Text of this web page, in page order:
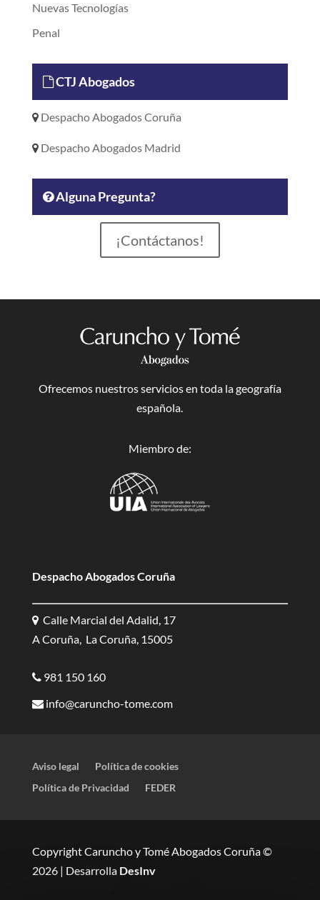
Nuevas Tecnologías
Penal
CTJ Abogados
Despacho Abogados Coruña
Despacho Abogados Madrid
Alguna Pregunta?
¡Contáctanos!
Ofrecemos nuestros servicios en toda la geografía
española.
Miembro de:
Despacho Abogados Coruña
Calle Marcial del Adalid, 17
A Coruña, La Coruña, 15005
981 150 160
info@caruncho-tome.com
Aviso legal
Política de cookies
Política de Privacidad
FEDER
Copyright Caruncho y Tomé Abogados Coruña ©
2026 | DesarrollaDesInv